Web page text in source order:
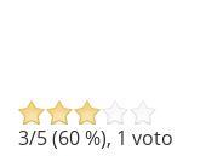
3/5 (60%), 1 voto